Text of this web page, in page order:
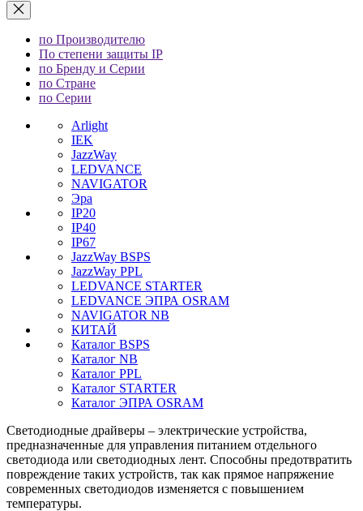
по Производителю
По степени защиты IP
по Бренду и Серии
по Стране
по Серии
Arlight
IEK
JazzWay
LEDVANCE
NAVIGATOR
Эра
IP20
IP40
IP67
JazzWay BSPS
JazzWay PPL
LEDVANCE STARTER
LEDVANCE ЭПРА OSRAM
NAVIGATOR NB
КИТАЙ
Каталог BSPS
Каталог NB
Каталог PPL
Каталог STARTER
Каталог ЭПРА OSRAM
Светодиодные драйверы – электрические устройства,
предназначенные для управления питанием отдельного
светодиода или светодиодных лент. Способны предотвратить
повреждение таких устройств, так как прямое напряжение
современных светодиодов изменяется с повышением
температуры.